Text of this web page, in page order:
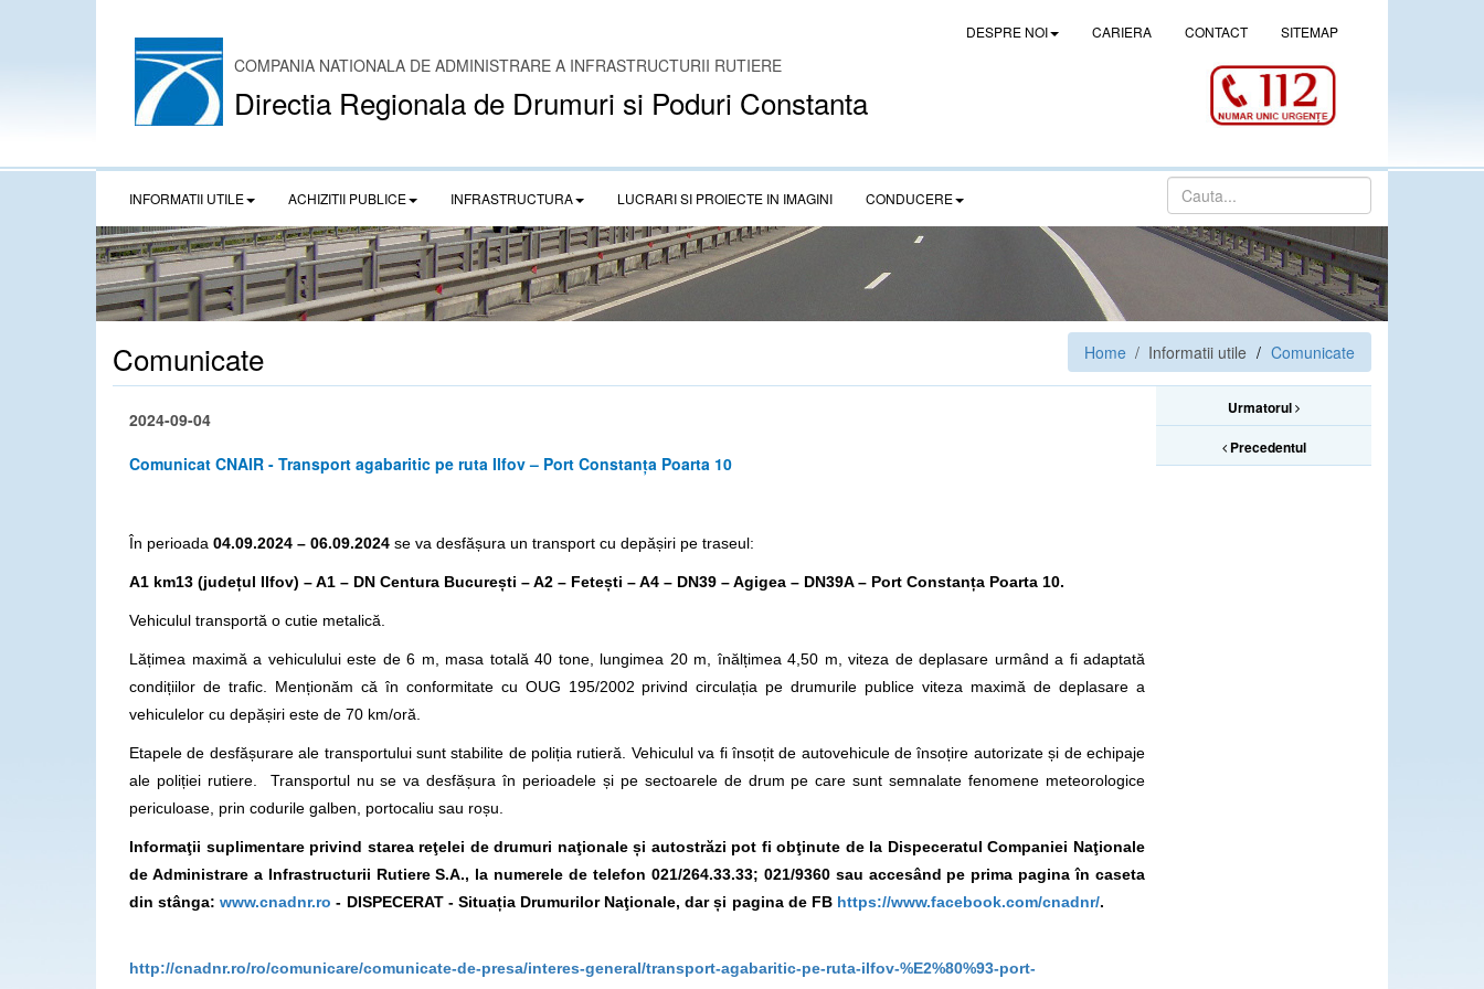
DESPRE NOI CARIERA CONTACT SITEMAP
COMPANIA NATIONALA DE ADMINISTRARE A INFRASTRUCTURII RUTIERE
Directia Regionala de Drumuri si Poduri Constanta
INFORMATII UTILE ACHIZITII PUBLICE INFRASTRUCTURA LUCRARI SI PROIECTE IN IMAGINI CONDUCERE
Comunicate Home / Informatii utile Comunicate
Urmatorul
Precedentul
2024-09-04
Comunicat CNAIR - Transport agabaritic pe ruta Ilfov – Port Constanța Poarta 10
În perioada 04.09.2024 – 06.09.2024 se va desfășura un transport cu depășiri pe traseul:
A1 km13 (județul Ilfov) – A1 – DN Centura București – A2 – Fetești – A4 – DN39 – Agigea – DN39A – Port Constanța Poarta 10.
Vehiculul transportă o cutie metalică.
Lățimea maximă a vehiculului este de 6 m, masa totală 40 tone, lungimea 20 m, înălțimea 4,50 m, viteza de deplasare urmând a fi adaptată
condițiilor de trafic. Menționăm că în conformitate cu OUG 195/2002 privind circulația pe drumurile publice viteza maximă de deplasare a
vehiculelor cu depășiri este de 70 km/oră.
Etapele de desfășurare ale transportului sunt stabilite de poliția rutieră. Vehiculul va fi însoțit de autovehicule de însoțire autorizate și de echipaje
ale poliției rutiere. Transportul nu se va desfășura în perioadele și pe sectoarele de drum pe care sunt semnalate fenomene meteorologice
periculoase, prin codurile galben, portocaliu sau roșu.
Informaţii suplimentare privind starea reţelei de drumuri naţionale și autostrăzi pot fi obţinute de la Dispeceratul Companiei Naţionale
de Administrare a Infrastructurii Rutiere S.A., la numerele de telefon 021/264.33.33; 021/9360 sau accesând pe prima pagina în caseta
din stânga:www.cnadnr.ro - DISPECERAT - Situația Drumurilor Naţionale, dar și pagina de FB https://www.facebook.com/cnadnr/.
http://cnadnr.ro/ro/comunicare/comunicate-de-presa/interes-general/transport-agabaritic-pe-ruta-ilfov-%E2%80%93-port-